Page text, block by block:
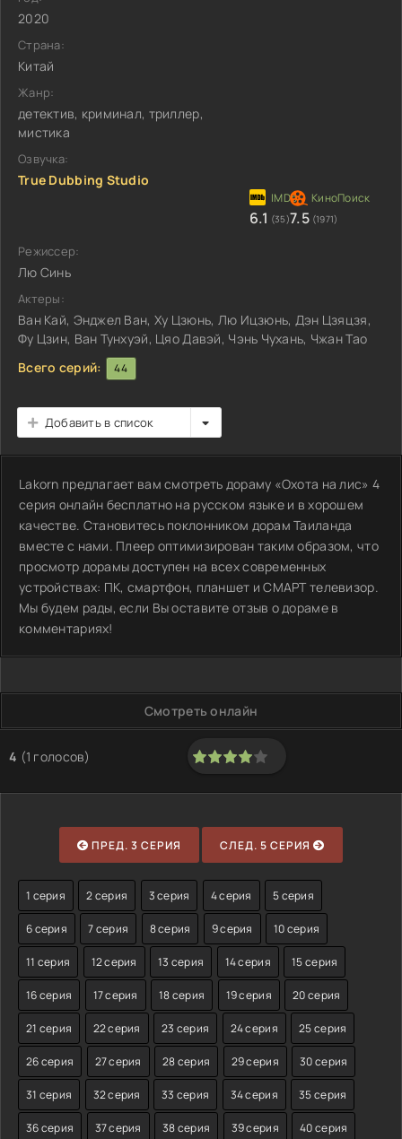
2020
Страна:
Китай
Жанр:
детектив, криминал, триллер,
мистика
Озвучка:
True Dubbing Studio
6.1 (35)7.5 (1971)
Режиссер:
Лю Синь
Актеры:
Ван Кай, Энджел Ван, Ху Цзюнь, Лю Ицзюнь, Дэн Цзяцзя,
Фу Цзин, Ван Тунхуэй, Цяо Давэй, Чэнь Чухань, Чжан Тао
Всего серий:
44
Добавить в список
Lakorn предлагает вам смотреть дораму «Охота на лис» 4
серия онлайн бесплатно на русском языке и в хорошем
качестве. Становитесь поклонником дорам Таиланда
вместе с нами. Плеер оптимизирован таким образом, что
просмотр дорамы доступен на всех современных
устройствах: ПК, смартфон, планшет и СМАРТ телевизор.
Мы будем рады, если Вы оставите отзыв о дораме в
комментариях!
Смотреть онлайн
4 (1 голосов)
80
ПРЕД. 3 СЕРИЯ СЛЕД. 5 СЕРИЯ
1 серия 2 серия 3 серия 4 серия 5 серия
6 серия 7 серия 8 серия 9 серия 10 серия
11 серия 12 серия 13 серия 14 серия 15 серия
16 серия 17 серия 18 серия 19 серия 20 серия
21 серия 22 серия 23 серия 24 серия 25 серия
26 серия 27 серия 28 серия 29 серия 30 серия
31 серия 32 серия 33 серия 34 серия 35 серия
36 серия 37 серия 38 серия 39 серия 40 серия